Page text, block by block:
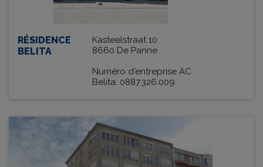
RÉSIDENCE
BELITA
Kasteelstraat 10
8660 De Panne
Numéro d'entreprise AC
Belita: 0887.326.009